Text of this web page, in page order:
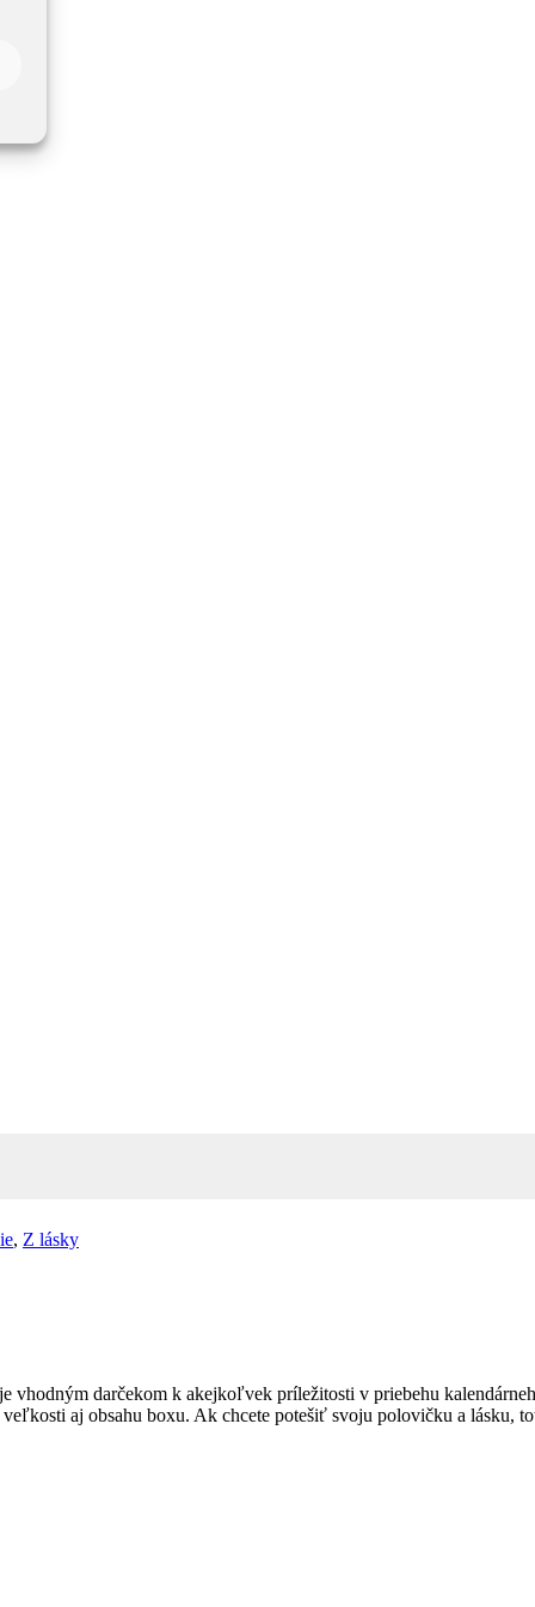
, Z lásky
darčekom k akejkoľvek príležitosti v priebehu
aj obsahu boxu. Ak chcete potešiť svoju polovičku a lásku,